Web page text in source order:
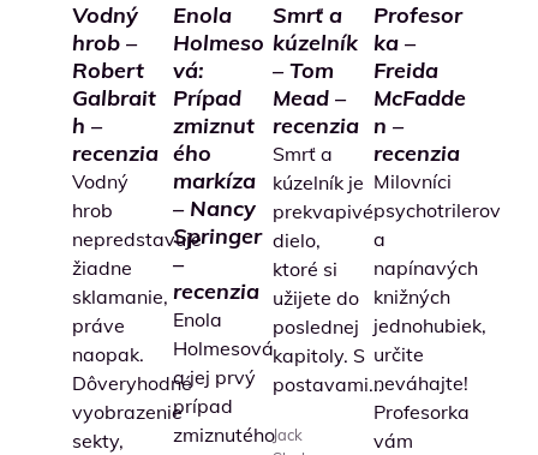
Vodný
hrob –
Robert
Galbrait
h –
recenzia
Vodný
hrob
nepredstavuje
žiadne
sklamanie,
práve
naopak.
Dôveryhodné
vyobrazenie
sekty,
Enola
Holmeso
vá:
Prípad
zmiznut
ého
markíza
– Nancy
Springer
–
recenzia
Enola
Holmesová
a jej prvý
prípad
zmiznutého
Smrť a
kúzelník
– Tom
Mead –
recenzia
Smrť a
kúzelník je
prekvapivé
dielo,
ktoré si
užijete do
poslednej
kapitoly. S
postavami...
Jack
Profesor
ka –
Freida
McFadde
n –
recenzia
Milovníci
psychotrilerov
a
napínavých
knižných
jednohubiek,
určite
neváhajte!
Profesorka
vám